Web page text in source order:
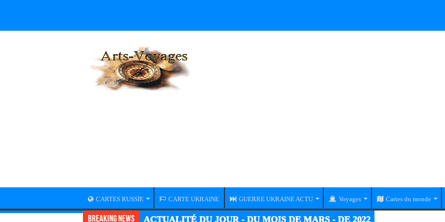
CARTES RUSSIE CARTE UKRAINE GUERRE UKRAINE ACTU Voyages Cartes du monde
Breaking News ACTUALITÉ DU JOUR - DU MOIS DE MARS - DE 2022